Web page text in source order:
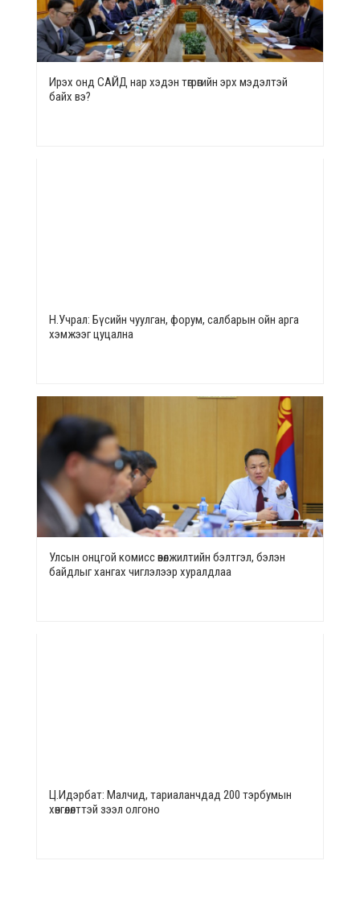
Ирэх онд САЙД нар хэдэн төгрөгийн эрх мэдэлтэй
байх вэ?
Н.Учрал: Бүсийн чуулган, форум, салбарын ойн арга
хэмжээг цуцална
Улсын онцгой комисс өвөлжилтийн бэлтгэл, бэлэн
байдлыг хангах чиглэлээр хуралдлаа
Ц.Идэрбат: Малчид, тариаланчдад 200 тэрбумын
хөнгөлөлттэй зээл олгоно